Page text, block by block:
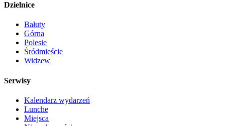
Dzielnice
Bałuty
Górna
Polesie
Śródmieście
Widzew
Serwisy
Kalendarz wydarzeń
Lunche
Miejsca